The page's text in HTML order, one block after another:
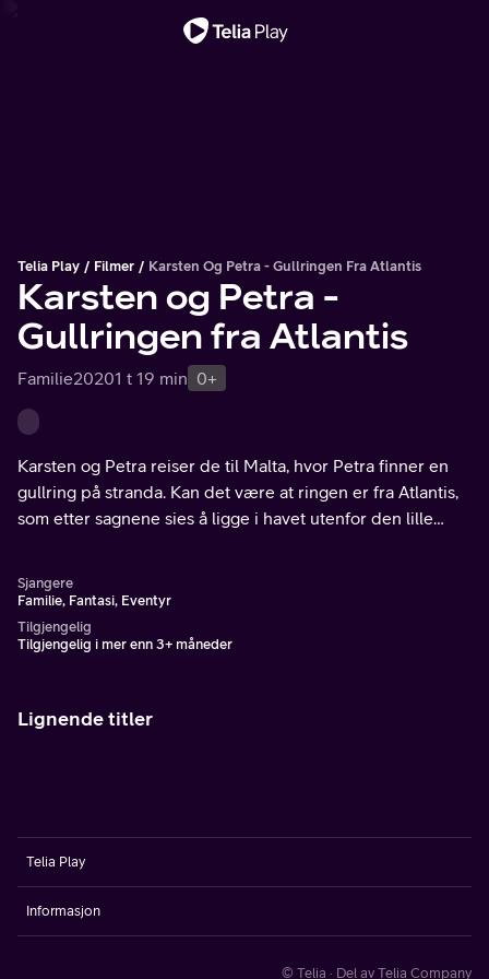
Telia Play Filmer Karsten Og Petra - Gullringen Fra Atlantis
Karsten og Petra -
Gullringen fra Atlantis
Familie20201 t 19 min 0+
Karsten og Petra reiser de til Malta, hvor Petra finner en
gullring på stranda. Kan det være at ringen er fra Atlantis,
som etter sagnene sies å ligge i havet utenfor den lille
Sjangere
Familie, Fantasi, Eventyr
Tilgjengelig
Tilgjengelig i mer enn 3+ måneder
Lignende titler
Telia Play
Informasjon
© Telia · Del av Telia Company